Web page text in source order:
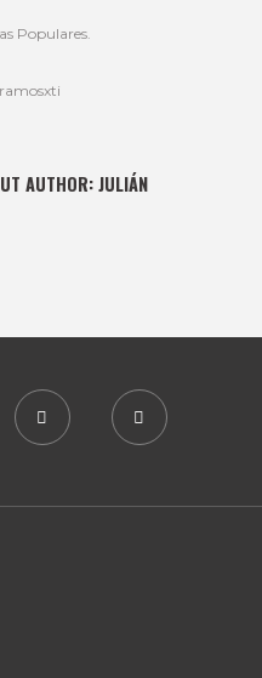
Populares.
AUTHOR:JULIÁN